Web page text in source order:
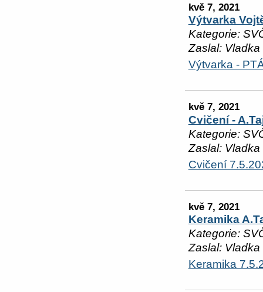
kvě 7, 2021
Výtvarka
Kategorie:
Zaslal: Vladka
Výtvarka -
kvě 7, 2021
Cvičení -
Kategorie:
Zaslal: Vladka
Cvičení
kvě 7, 2021
Keramika
Kategorie:
Zaslal: Vladka
Keramika